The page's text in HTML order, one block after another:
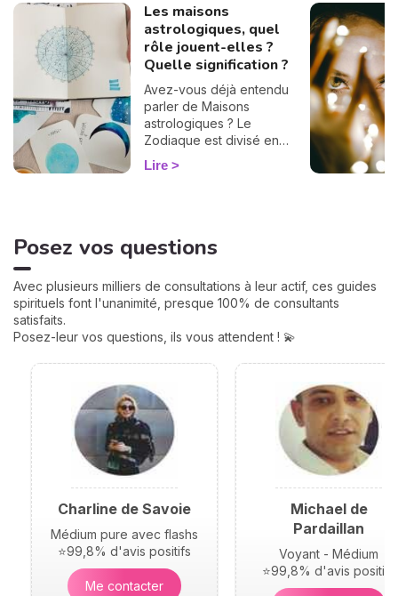
Les maisons
astrologiques, quel
rôle jouent-elles ?
Quelle signification ?
Avez-vous déjà entendu
parler de Maisons
astrologiques ? Le
Zodiaque est divisé en
douze Maisons et chacune
correspond à une sphère
naissance, elles jouent un
rôle très important pour
personnalité et votre avenir.
Voici leurs significations !
Lire
Posez vos questions
Avec plusieurs milliers de consultations à leur actif, ces guides
spirituels font l'unanimité, presque 100% de consultants
satisfaits.
Posez-leur vos questions, ils vous attendent ! 💫
Charline de Savoie
Médium pure avec flashs
⭐99,8% d'avis positifs
Me contacter
Michael de
Pardaillan
Voyant - Médium
⭐99,8% d'avis positifs